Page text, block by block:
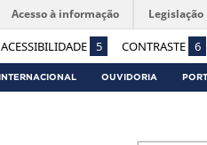
ACESSIBILIDADE 5 CONTRASTE 6
Acesso à informação Legislação
INTERNACIONAL OUVIDORIA